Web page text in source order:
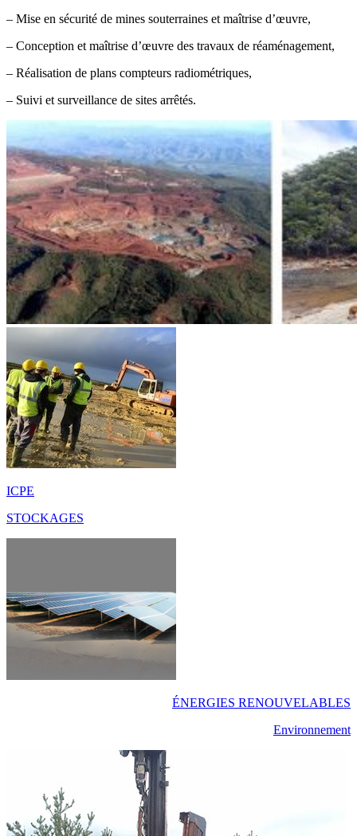
– Mise en sécurité de mines souterraines et maîtrise d’œuvre,
– Conception et maîtrise d’œuvre des travaux de réaménagement,
– Réalisation de plans compteurs radiométriques,
– Suivi et surveillance de sites arrêtés.
ICPE
STOCKAGES
ÉNERGIES RENOUVELABLES
Environnement